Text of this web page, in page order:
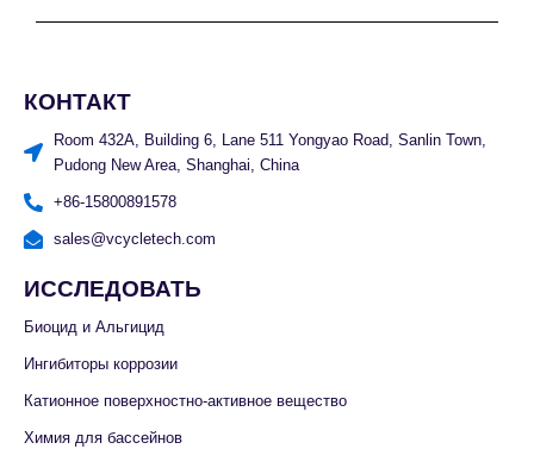
КОНТАКТ
Room 432A, Building 6, Lane 511 Yongyao Road, Sanlin Town,
Pudong New Area, Shanghai, China
+86-15800891578
sales@vcycletech.com
ИССЛЕДОВАТЬ
Биоцид и Альгицид
Ингибиторы коррозии
Катионное поверхностно-активное вещество
Химия для бассейнов